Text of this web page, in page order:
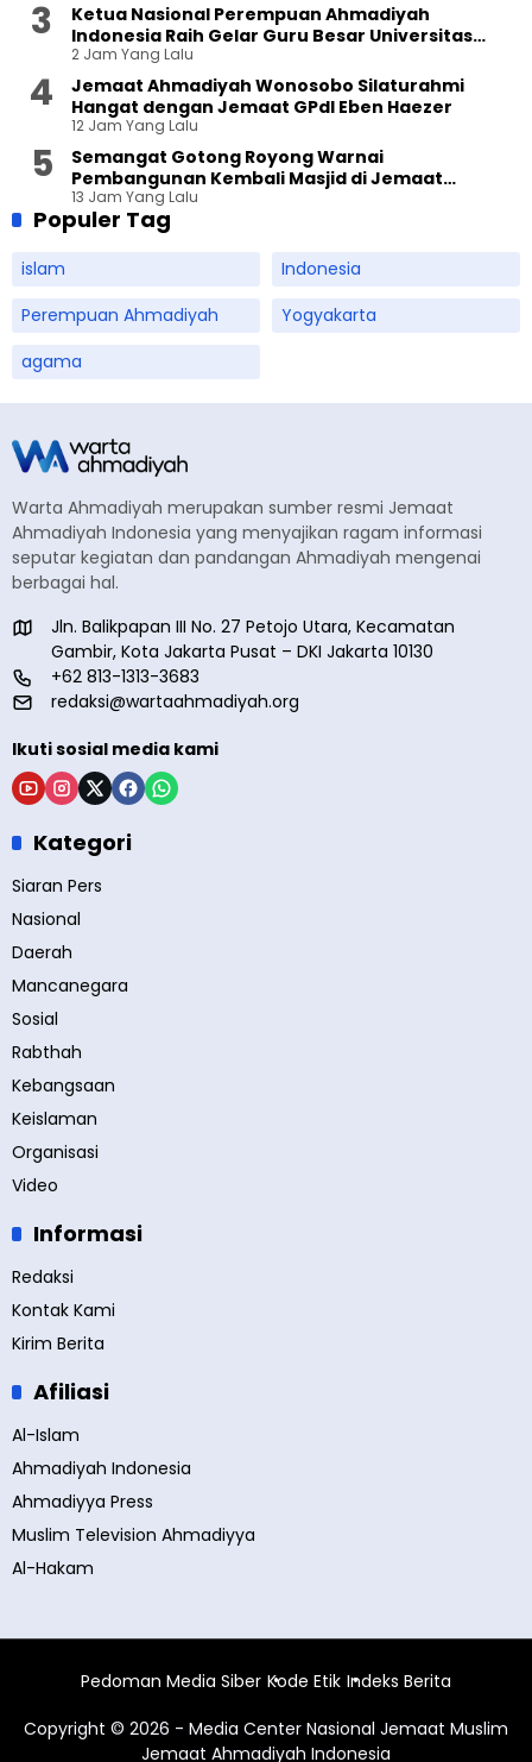
Ketua Nasional Perempuan Ahmadiyah
Indonesia Raih Gelar Guru Besar Universitas
Terbuka
2 Jam Yang Lalu
Jemaat Ahmadiyah Wonosobo Silaturahmi
Hangat dengan Jemaat GPdI Eben Haezer
12 Jam Yang Lalu
Semangat Gotong Royong Warnai
Pembangunan Kembali Masjid di Jemaat
Ahmadiyah Sukapura
13 Jam Yang Lalu
Populer Tag
islam
Indonesia
Perempuan Ahmadiyah
Yogyakarta
agama
Warta Ahmadiyah merupakan sumber resmi Jemaat
Ahmadiyah Indonesia yang menyajikan ragam informasi
seputar kegiatan dan pandangan Ahmadiyah mengenai
berbagai hal.
Jln. Balikpapan III No. 27 Petojo Utara, Kecamatan
Gambir, Kota Jakarta Pusat – DKI Jakarta 10130
+62 813-1313-3683
redaksi@wartaahmadiyah.org
Ikuti sosial media kami
Kategori
Siaran Pers
Nasional
Daerah
Mancanegara
Sosial
Rabthah
Kebangsaan
Keislaman
Organisasi
Video
Informasi
Redaksi
Kontak Kami
Kirim Berita
Afiliasi
Al-Islam
Ahmadiyah Indonesia
Ahmadiyya Press
Muslim Television Ahmadiyya
Al-Hakam
Pedoman Media Siber Kode Etik Indeks Berita
Copyright © 2026 - Media Center Nasional Jemaat Muslim
Jemaat Ahmadiyah Indonesia